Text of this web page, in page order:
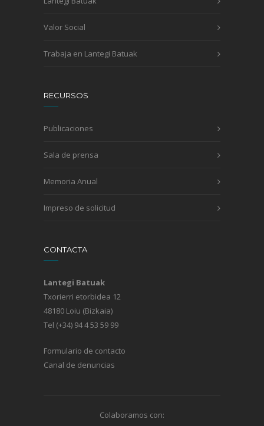
Valor Social
Trabaja en Lantegi Batuak
RECURSOS
Publicaciones
Sala de prensa
Memoria Anual
Impreso de solicitud
CONTACTA
Lantegi Batuak
Txorierri etorbidea 12
48180 Loiu (Bizkaia)
Tel (+34) 94 4 53 59 99
Formulario de contacto
Canal de denuncias
Colaboramos con: